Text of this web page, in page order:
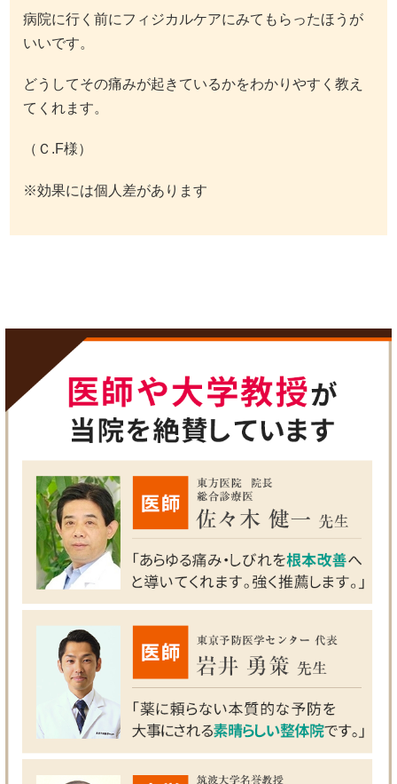
病院に行く前にフィジカルケアにみてもらったほうが
いいです。
どうしてその痛みが起きているかをわかりやすく教え
てくれます。
（Ｃ.F様）
※効果には個人差があります